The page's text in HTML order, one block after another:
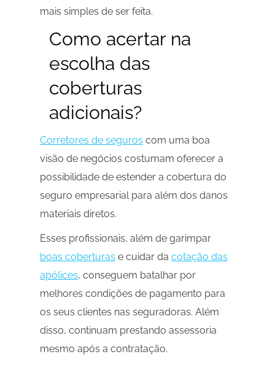
mais simples de ser feita.
Como acertar na
escolha das
coberturas
adicionais?
Corretores de seguros com uma boa
visão de negócios costumam oferecer a
possibilidade de estender a cobertura do
seguro empresarial para além dos danos
materiais diretos.
Esses profissionais, além de garimpar
boas coberturas e cuidar da cotação das
apólices, conseguem batalhar por
melhores condições de pagamento para
os seus clientes nas seguradoras. Além
disso, continuam prestando assessoria
mesmo após a contratação.